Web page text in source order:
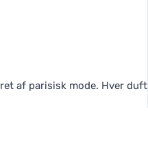
af parisisk mode. Hver duft